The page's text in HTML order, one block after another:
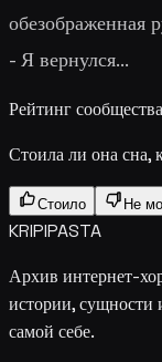
обезображенная
- Я вернулся...
Рейтинг сообщества
Стоила ли она сна,
Стоило Не
KRIPIPASTA
Архив интернет-
истории, сущности
самой себе.